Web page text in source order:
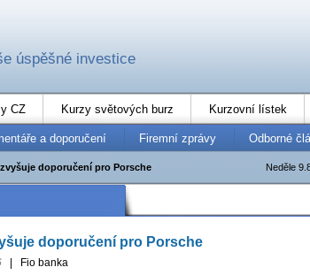
úspěšné investice
CZ Kurzy světových burz Kurzovní lístek
a doporučení Firemní zprávy Odborné
Neděle
doporučení pro Porsche
doporučení pro Porsche
Fio banka